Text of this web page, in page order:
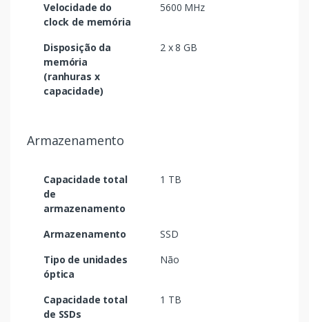
Velocidade do
clock de memória
5600 MHz
Disposição da
memória
(ranhuras x
capacidade)
2 x 8 GB
Armazenamento
Capacidade total
de
armazenamento
1 TB
Armazenamento
SSD
Tipo de unidades
óptica
Não
Capacidade total
de SSDs
1 TB